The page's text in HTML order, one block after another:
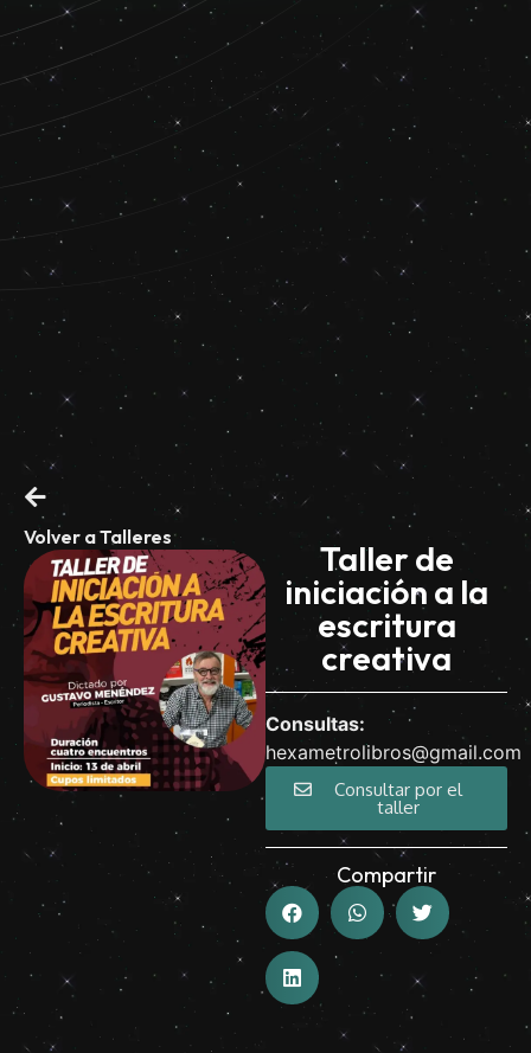
Volver a Talleres
Taller de
iniciación a la
escritura
creativa
Consultas:
hexametrolibros@gmail.com
Consultar por el
taller
Compartir